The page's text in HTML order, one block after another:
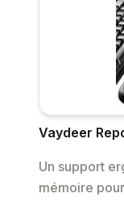
Vaydeer
Un support
mémoire